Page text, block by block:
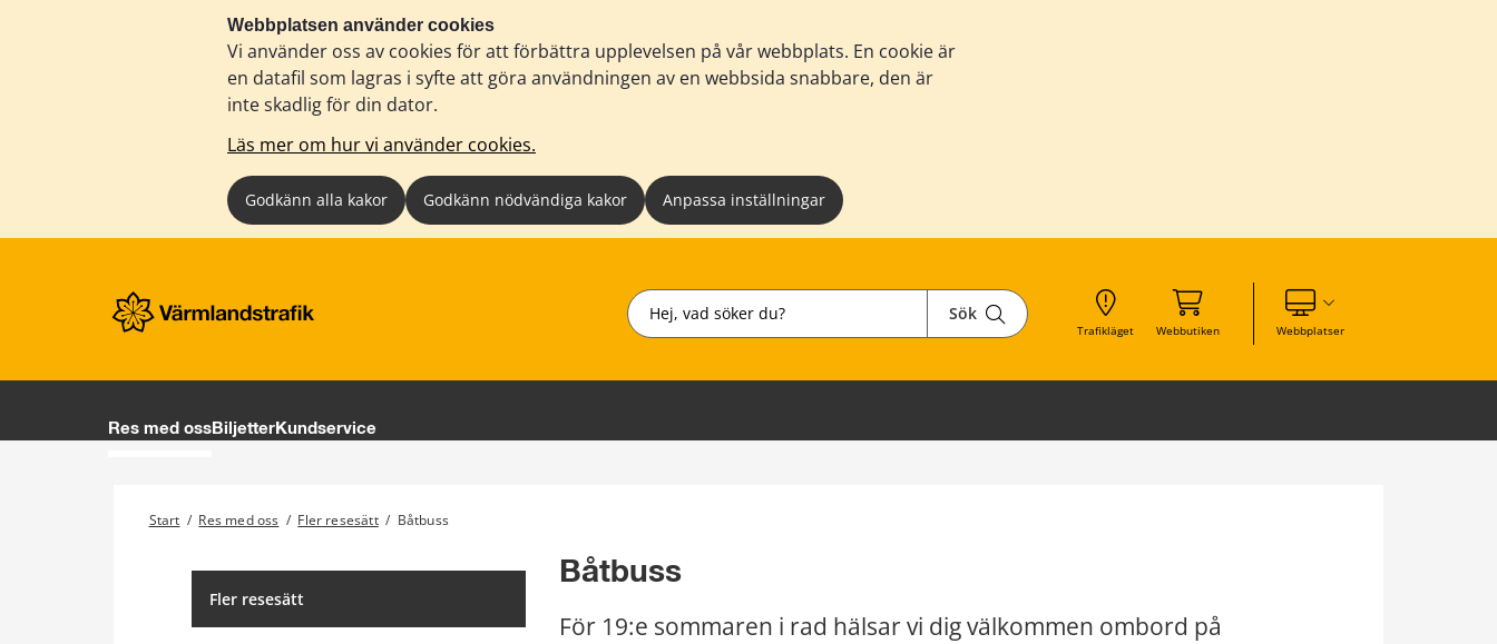
Webbplatsen använder cookies
Vi använder oss av cookies för att förbättra upplevelsen på vår webbplats. En cookie är
en datafil som lagras i syfte att göra användningen av en webbsida snabbare, den är
inte skadlig för din dator.
Läs mer om hur vi använder cookies.
Godkänn alla kakor Godkänn nödvändiga kakor Anpassa inställningar
Sök Sök
Trafikläget Webbutiken WebbplatserVisa våra andra webbplatser
Res med ossBiljetterKundservice
Start / Res med oss / Fler resesätt / Båtbuss
Fler resesätt
Båtbuss
För 19:e sommaren i rad hälsar vi dig välkommen ombord på